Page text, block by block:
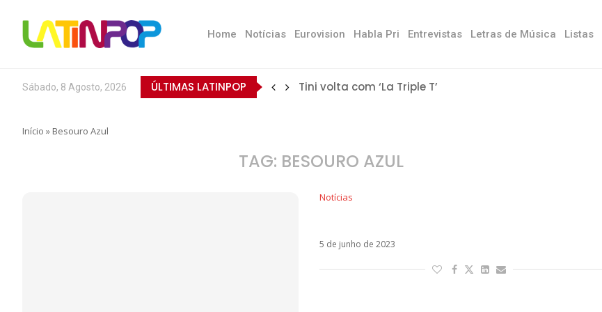
Home Notícias Eurovision Habla Pri Entrevistas Letras de Música Listas
Sábado, 8 Agosto, 2026 ÚLTIMAS LATINPOP Tini volta com ‘La Triple T’
Início » Besouro Azul
TAG: BESOURO AZUL
Notícias
5 de junho de 2023